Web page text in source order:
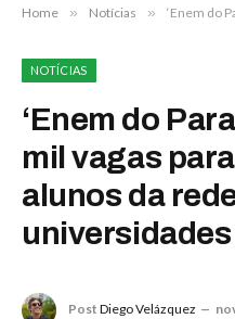
Home » Notícias » ‘Enem do Paraná’
NOTÍCIAS
‘Enem do
mil vagas
alunos da
Post Diego Velázquez